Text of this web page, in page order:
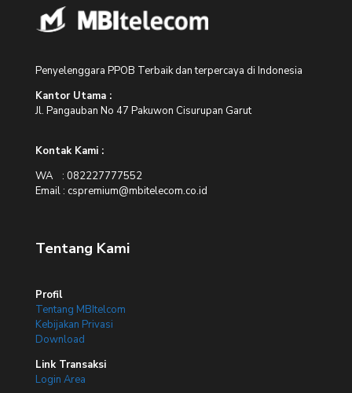
Penyelenggara PPOB Terbaik dan terpercaya di Indonesia
Kantor Utama :
Jl. Pangauban No 47 Pakuwon Cisurupan Garut
Kontak Kami :
WA : 082227777552
Email : cspremium@mbitelecom.co.id
Tentang Kami
Profil
Tentang MBItelcom
Kebijakan Privasi
Download
Link Transaksi
Login Area